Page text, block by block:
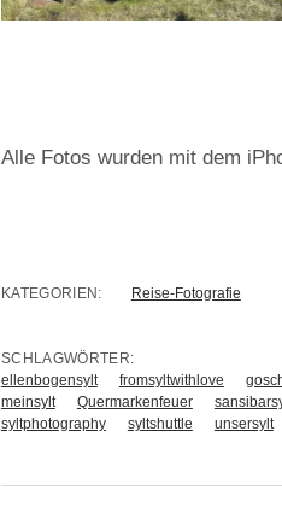
Alle Fotos wurden mit dem
KATEGORIEN: Reise-Fotografie
SCHLAGWÖRTER:
ellenbogensylt
fromsyltwithlove
meinsylt
Quermarkenfeuer
syltphotography
syltshuttle unsersylt